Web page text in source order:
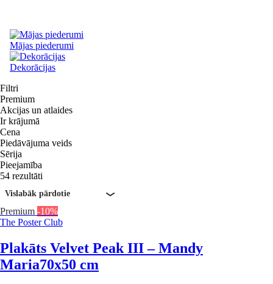
Mājas piederumi
Dekorācijas
Filtri
Premium
Akcijas un atlaides
Ir krājumā
Cena
Piedāvājuma veids
Sērija
Pieejamība
54 rezultāti
Vislabāk pārdotie
Premium -10%
The Poster Club
Plakāts Velvet Peak III – Mandy
Maria70x50 cm